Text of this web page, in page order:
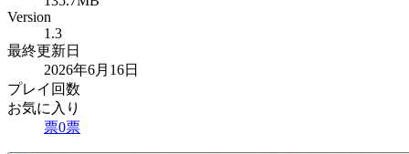
Version
1.3
最終更新日
2026年6月16日
プレイ回数
お気に入り
票0票